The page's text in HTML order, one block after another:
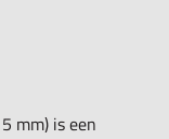
maximale
en
mm) is een